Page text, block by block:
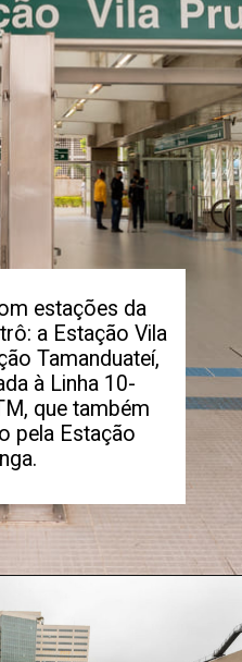
estações da
a Estação Vila
Tamanduateí,
à Linha 10-
que também
pela Estação